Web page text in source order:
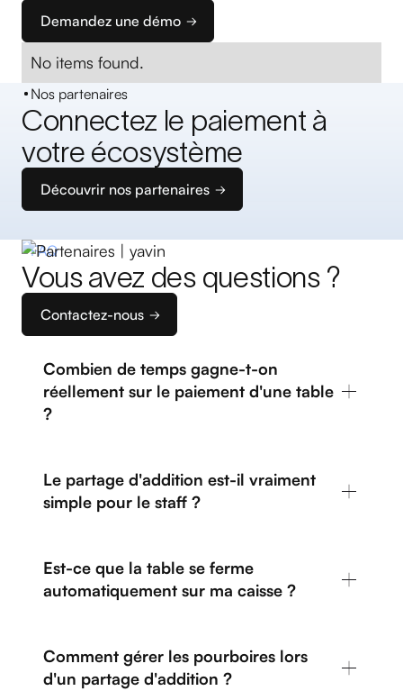
Demandez une démo
No items found.
Nos partenaires
Connectez le paiement à
votre écosystème
Découvrir nos partenaires
FAQ
Vous avez des questions ?
Contactez-nous
Combien de temps gagne-t-on
réellement sur le paiement d'une table
?
Le partage d'addition est-il vraiment
simple pour le staff ?
Est-ce que la table se ferme
automatiquement sur ma caisse ?
Comment gérer les pourboires lors
d'un partage d'addition ?